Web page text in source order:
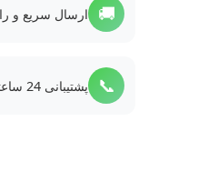
🚚 ارسال سریع و
📞 پشتیبانی 24 ساعته